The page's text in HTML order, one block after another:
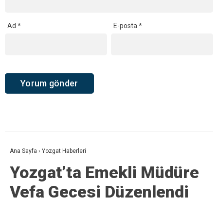
Ad * E-posta*
Ana Sayfa › Yozgat Haberleri
Yozgat’ta Emekli Müdüre
Vefa Gecesi Düzenlendi